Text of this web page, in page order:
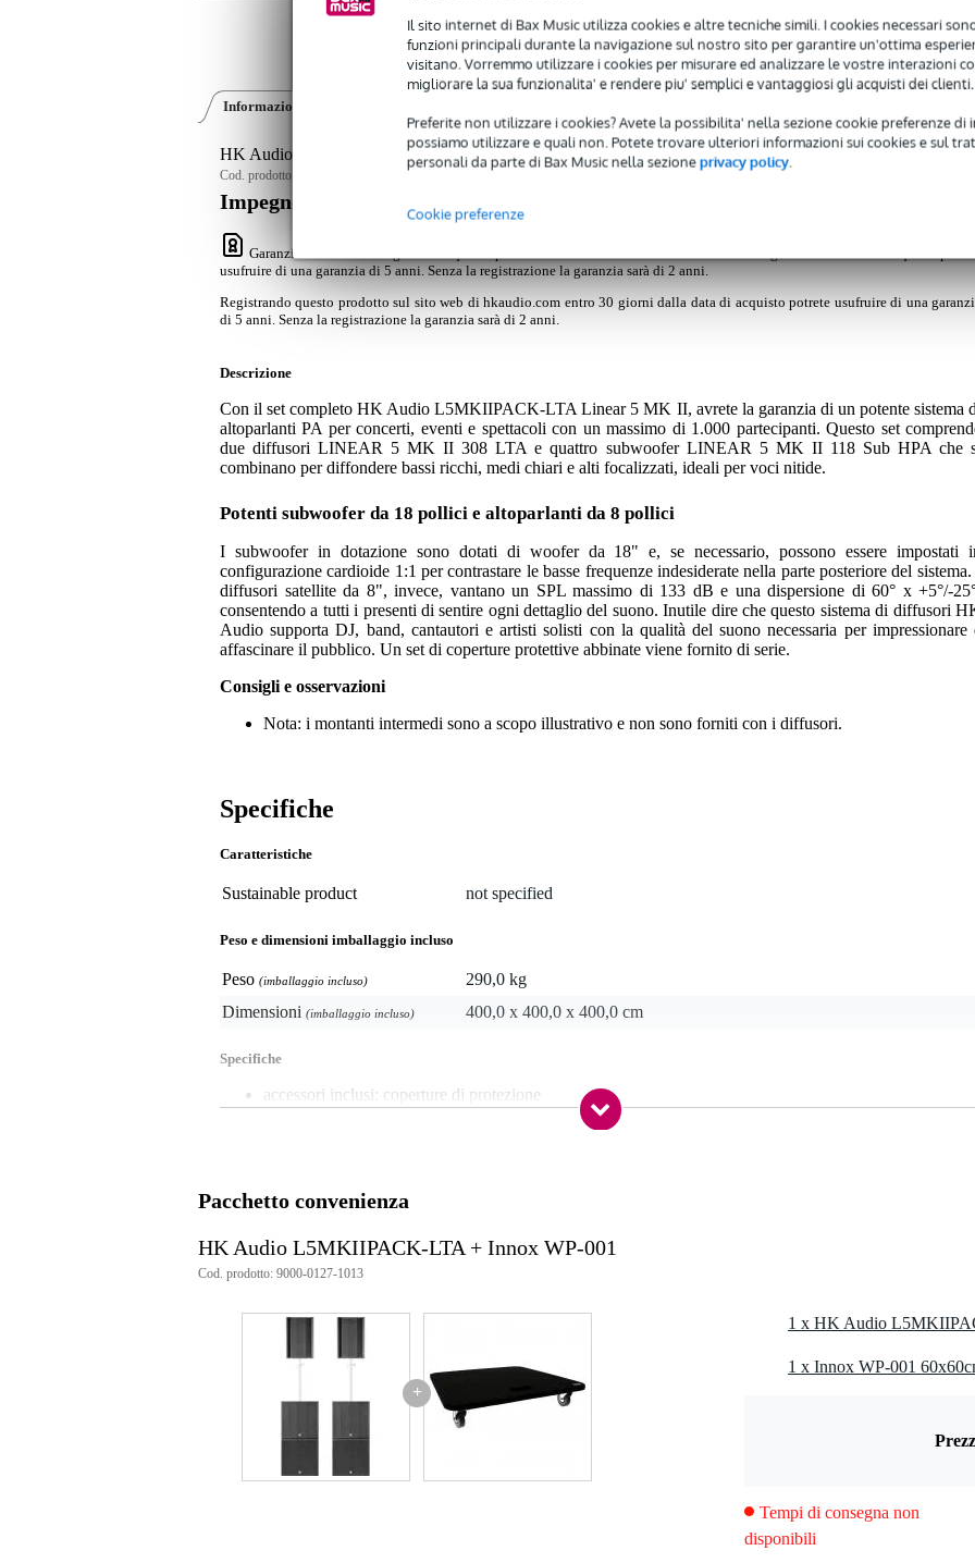
Il sito internet di Bax Music utilizza cookies e altre tecniche simili. I cookies necessari
funzioni principali durante la navigazione sul nostro sito per garantire un'ottima
visitano. Vorremmo utilizzare i cookies per misurare ed analizzare le vostre interazioni
migliorare la sua funzionalita' e rendere piu' semplici e vantaggiosi gli acquisti dei clienti.
Preferite non utilizzare i cookies? Avete la possibilita' nella sezione cookie preferenze di
possiamo utilizzare e quali non. Potete trovare ulteriori informazioni sui cookies e sul
personali da parte di Bax Music nella sezioneprivacy policy.
Cookie preferenze
Informazioni sul prodotto
HK Audio L5MKIIPACK-LTA Linear 5 MK II Full-Stack Speaker System
Cod. prodotto:
Impegno di servizio
Garanzia Bax Music
usufruire di una garanzia di 5 anni. Senza la registrazione la garanzia sarà di 2 anni.
Registrando questo prodotto sul sito web di hkaudio.com entro 30 giorni dalla data di acquisto potrete usufruire di una
di 5 anni. Senza la registrazione la garanzia sarà di 2 anni.
Descrizione
Con il set completo HK Audio L5MKIIPACK-LTA Linear 5 MK II, avrete la garanzia di un potente sistema
altoparlanti PA per concerti, eventi e spettacoli con un massimo di 1.000 partecipanti. Questo set
due diffusori LINEAR 5 MK II 308 LTA e quattro subwoofer LINEAR 5 MK II 118 Sub HPA che
combinano per diffondere bassi ricchi, medi chiari e alti focalizzati, ideali per voci nitide.
Potenti subwoofer da 18 pollici e altoparlanti da 8 pollici
I subwoofer in dotazione sono dotati di woofer da 18" e, se necessario, possono essere impostati
configurazione cardioide 1:1 per contrastare le basse frequenze indesiderate nella parte posteriore del
diffusori satellite da 8", invece, vantano un SPL massimo di 133 dB e una dispersione di 60° x +5°/-
consentendo a tutti i presenti di sentire ogni dettaglio del suono. Inutile dire che questo sistema di diffusori
Audio supporta DJ, band, cantautori e artisti solisti con la qualità del suono necessaria per impressionare
affascinare il pubblico. Un set di coperture protettive abbinate viene fornito di serie.
Consigli e osservazioni
Nota: i montanti intermedi sono a scopo illustrativo e non sono forniti con i diffusori.
Specifiche
Caratteristiche
Sustainable product not specified
Peso e dimensioni imballaggio incluso
Peso (imballaggio incluso)
290,0 kg
Dimensioni (imballaggio incluso) 400,0 x 400,0 x 400,0 cm
Specifiche
accessori inclusi: coperture di protezione
categoria: sistema a pila
sat - dimensioni (mm): 440 x 680 x 460
sat - peso: 25 kg
sat - dispersione (H x V): 60° x +5° / -25°
sat - SPL massimo: 133 dB
sub - peso: 56,8 kg
sub - altoparlanti: 18
potenza RMS totale: 7200 W
tipo: amplificato
alimentazione: 100 - 240 V CA, 50/60 Hz
Pacchetto convenienza
HK Audio L5MKIIPACK-LTA + Innox WP-001
Cod. prodotto: 9000-0127-1013
+
1 x Innox WP-001
Tempi di consegna non
disponibili